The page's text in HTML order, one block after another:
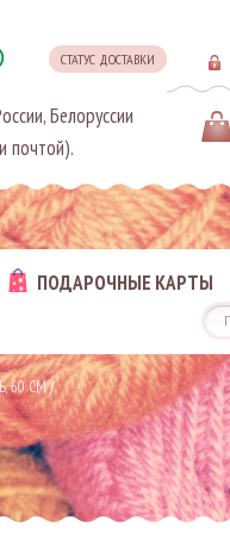
СТАТУС ДОСТАВКИ
Белоруссии
почтой).
ПОДАРОЧНЫЕ КАРТЫ
60 СМ/